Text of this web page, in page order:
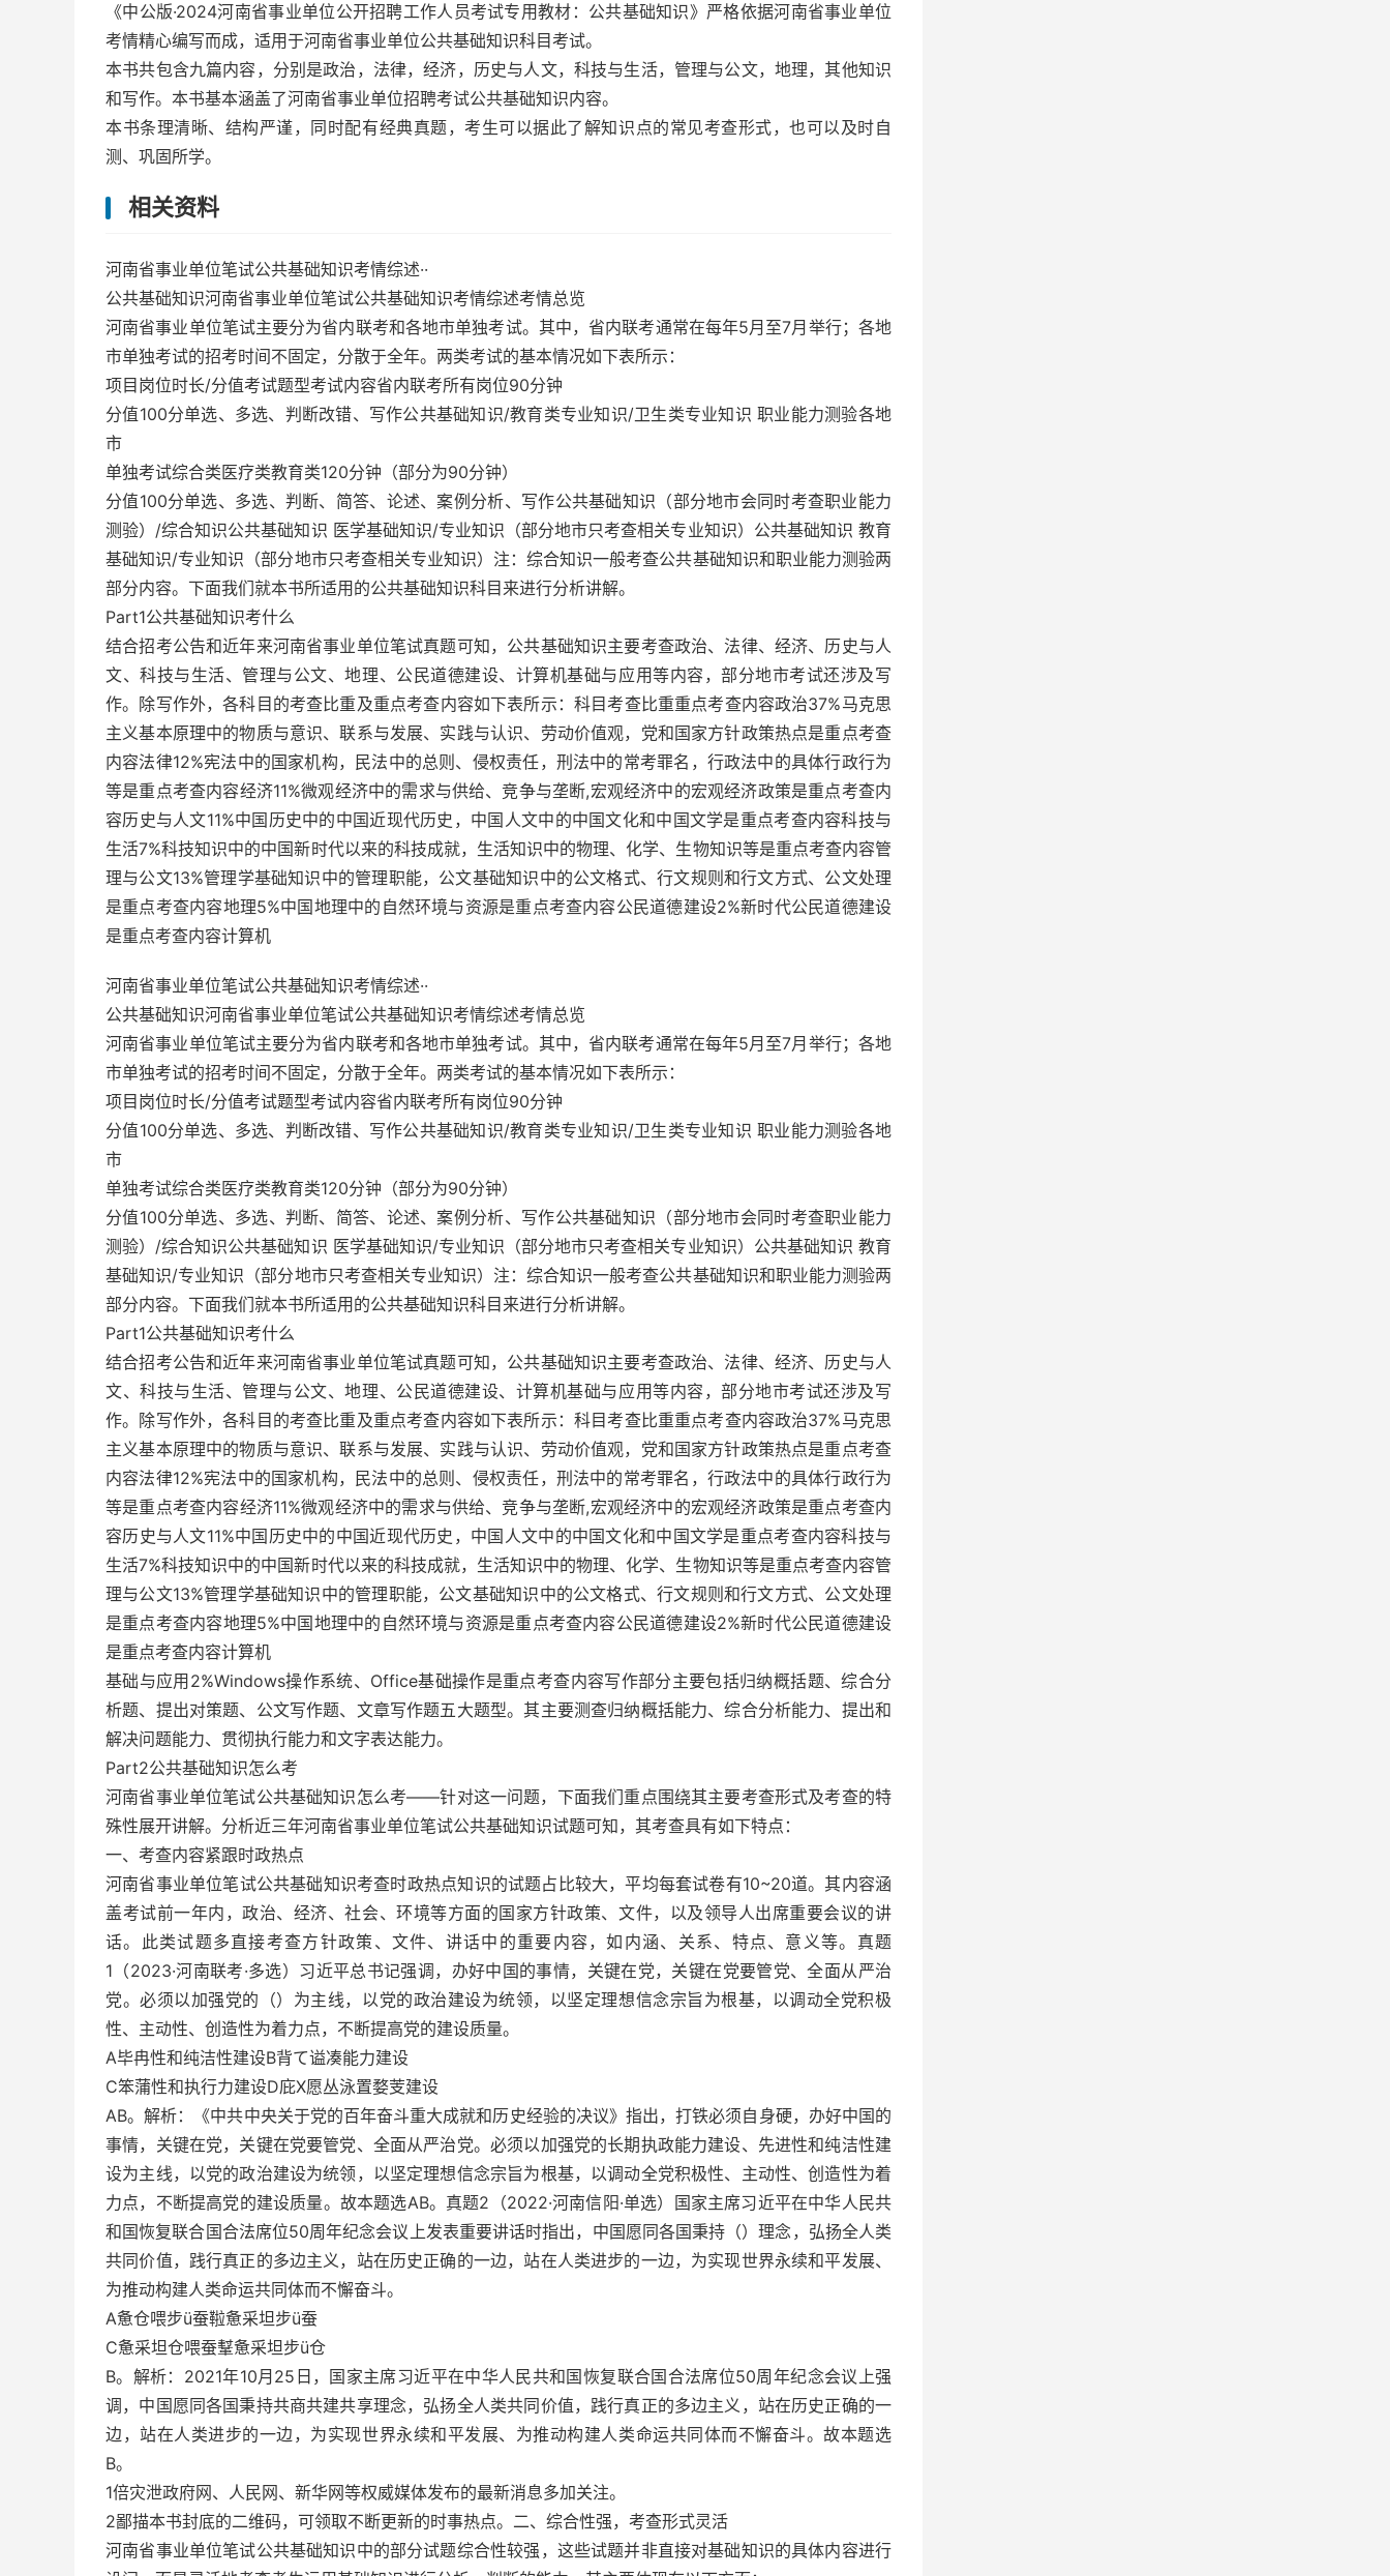
《中公版·2024河南省事业单位公开招聘工作人员考试专用教材：公共基础知识》严格依据河南省事业单位
考情精心编写而成，适用于河南省事业单位公共基础知识科目考试。
本书共包含九篇内容，分别是政治，法律，经济，历史与人文，科技与生活，管理与公文，地理，其他知识
和写作。本书基本涵盖了河南省事业单位招聘考试公共基础知识内容。
本书条理清晰、结构严谨，同时配有经典真题，考生可以据此了解知识点的常见考查形式，也可以及时自
测、巩固所学。
相关资料
河南省事业单位笔试公共基础知识考情综述··
公共基础知识河南省事业单位笔试公共基础知识考情综述考情总览
河南省事业单位笔试主要分为省内联考和各地市单独考试。其中，省内联考通常在每年5月至7月举行；各地
市单独考试的招考时间不固定，分散于全年。两类考试的基本情况如下表所示：
项目岗位时长/分值考试题型考试内容省内联考所有岗位90分钟
分值100分单选、多选、判断改错、写作公共基础知识/教育类专业知识/卫生类专业知识 职业能力测验各地
市
单独考试综合类医疗类教育类120分钟（部分为90分钟）
分值100分单选、多选、判断、简答、论述、案例分析、写作公共基础知识（部分地市会同时考查职业能力
测验）/综合知识公共基础知识 医学基础知识/专业知识（部分地市只考查相关专业知识）公共基础知识 教育
基础知识/专业知识（部分地市只考查相关专业知识）注：综合知识一般考查公共基础知识和职业能力测验两
部分内容。下面我们就本书所适用的公共基础知识科目来进行分析讲解。
Part1公共基础知识考什么
结合招考公告和近年来河南省事业单位笔试真题可知，公共基础知识主要考查政治、法律、经济、历史与人
文、科技与生活、管理与公文、地理、公民道德建设、计算机基础与应用等内容，部分地市考试还涉及写
作。除写作外，各科目的考查比重及重点考查内容如下表所示：科目考查比重重点考查内容政治37%马克思
主义基本原理中的物质与意识、联系与发展、实践与认识、劳动价值观，党和国家方针政策热点是重点考查
内容法律12%宪法中的国家机构，民法中的总则、侵权责任，刑法中的常考罪名，行政法中的具体行政行为
等是重点考查内容经济11%微观经济中的需求与供给、竞争与垄断,宏观经济中的宏观经济政策是重点考查内
容历史与人文11%中国历史中的中国近现代历史，中国人文中的中国文化和中国文学是重点考查内容科技与
生活7%科技知识中的中国新时代以来的科技成就，生活知识中的物理、化学、生物知识等是重点考查内容管
理与公文13%管理学基础知识中的管理职能，公文基础知识中的公文格式、行文规则和行文方式、公文处理
是重点考查内容地理5%中国地理中的自然环境与资源是重点考查内容公民道德建设2%新时代公民道德建设
是重点考查内容计算机
河南省事业单位笔试公共基础知识考情综述··
公共基础知识河南省事业单位笔试公共基础知识考情综述考情总览
河南省事业单位笔试主要分为省内联考和各地市单独考试。其中，省内联考通常在每年5月至7月举行；各地
市单独考试的招考时间不固定，分散于全年。两类考试的基本情况如下表所示：
项目岗位时长/分值考试题型考试内容省内联考所有岗位90分钟
分值100分单选、多选、判断改错、写作公共基础知识/教育类专业知识/卫生类专业知识 职业能力测验各地
市
单独考试综合类医疗类教育类120分钟（部分为90分钟）
分值100分单选、多选、判断、简答、论述、案例分析、写作公共基础知识（部分地市会同时考查职业能力
测验）/综合知识公共基础知识 医学基础知识/专业知识（部分地市只考查相关专业知识）公共基础知识 教育
基础知识/专业知识（部分地市只考查相关专业知识）注：综合知识一般考查公共基础知识和职业能力测验两
部分内容。下面我们就本书所适用的公共基础知识科目来进行分析讲解。
Part1公共基础知识考什么
结合招考公告和近年来河南省事业单位笔试真题可知，公共基础知识主要考查政治、法律、经济、历史与人
文、科技与生活、管理与公文、地理、公民道德建设、计算机基础与应用等内容，部分地市考试还涉及写
作。除写作外，各科目的考查比重及重点考查内容如下表所示：科目考查比重重点考查内容政治37%马克思
主义基本原理中的物质与意识、联系与发展、实践与认识、劳动价值观，党和国家方针政策热点是重点考查
内容法律12%宪法中的国家机构，民法中的总则、侵权责任，刑法中的常考罪名，行政法中的具体行政行为
等是重点考查内容经济11%微观经济中的需求与供给、竞争与垄断,宏观经济中的宏观经济政策是重点考查内
容历史与人文11%中国历史中的中国近现代历史，中国人文中的中国文化和中国文学是重点考查内容科技与
生活7%科技知识中的中国新时代以来的科技成就，生活知识中的物理、化学、生物知识等是重点考查内容管
理与公文13%管理学基础知识中的管理职能，公文基础知识中的公文格式、行文规则和行文方式、公文处理
是重点考查内容地理5%中国地理中的自然环境与资源是重点考查内容公民道德建设2%新时代公民道德建设
是重点考查内容计算机
基础与应用2%Windows操作系统、Office基础操作是重点考查内容写作部分主要包括归纳概括题、综合分
析题、提出对策题、公文写作题、文章写作题五大题型。其主要测查归纳概括能力、综合分析能力、提出和
解决问题能力、贯彻执行能力和文字表达能力。
Part2公共基础知识怎么考
河南省事业单位笔试公共基础知识怎么考——针对这一问题，下面我们重点围绕其主要考查形式及考查的特
殊性展开讲解。分析近三年河南省事业单位笔试公共基础知识试题可知，其考查具有如下特点：
一、考查内容紧跟时政热点
河南省事业单位笔试公共基础知识考查时政热点知识的试题占比较大，平均每套试卷有10~20道。其内容涵
盖考试前一年内，政治、经济、社会、环境等方面的国家方针政策、文件，以及领导人出席重要会议的讲
话。此类试题多直接考查方针政策、文件、讲话中的重要内容，如内涵、关系、特点、意义等。真题
1（2023·河南联考·多选）习近平总书记强调，办好中国的事情，关键在党，关键在党要管党、全面从严治
党。必须以加强党的（）为主线，以党的政治建设为统领，以坚定理想信念宗旨为根基，以调动全党积极
性、主动性、创造性为着力点，不断提高党的建设质量。
A毕冉性和纯洁性建设B背て谥凑能力建设
C笨蒲性和执行力建设D庇Χ愿丛泳置婺芰建设
AB。解析：《中共中央关于党的百年奋斗重大成就和历史经验的决议》指出，打铁必须自身硬，办好中国的
事情，关键在党，关键在党要管党、全面从严治党。必须以加强党的长期执政能力建设、先进性和纯洁性建
设为主线，以党的政治建设为统领，以坚定理想信念宗旨为根基，以调动全党积极性、主动性、创造性为着
力点，不断提高党的建设质量。故本题选AB。真题2（2022·河南信阳·单选）国家主席习近平在中华人民共
和国恢复联合国合法席位50周年纪念会议上发表重要讲话时指出，中国愿同各国秉持（）理念，弘扬全人类
共同价值，践行真正的多边主义，站在历史正确的一边，站在人类进步的一边，为实现世界永续和平发展、
为推动构建人类命运共同体而不懈奋斗。
A惫仓喂步ü蚕鞡惫采坦步ü蚕
C惫采坦仓喂蚕鞤惫采坦步ü仓
B。解析：2021年10月25日，国家主席习近平在中华人民共和国恢复联合国合法席位50周年纪念会议上强
调，中国愿同各国秉持共商共建共享理念，弘扬全人类共同价值，践行真正的多边主义，站在历史正确的一
边，站在人类进步的一边，为实现世界永续和平发展、为推动构建人类命运共同体而不懈奋斗。故本题选
B。
1倍灾泄政府网、人民网、新华网等权威媒体发布的最新消息多加关注。
2鄙描本书封底的二维码，可领取不断更新的时事热点。二、综合性强，考查形式灵活
河南省事业单位笔试公共基础知识中的部分试题综合性较强，这些试题并非直接对基础知识的具体内容进行